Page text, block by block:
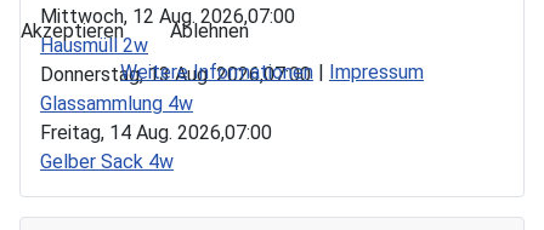
Mittwoch, 12 Aug. 2026,07:00
Hausmüll 2w
Donnerstag, 13 Aug. 2026,07:00
Glassammlung 4w
Freitag, 14 Aug. 2026,07:00
Gelber Sack 4w
Akzeptieren
Ablehnen
Weitere Informationen | Impressum